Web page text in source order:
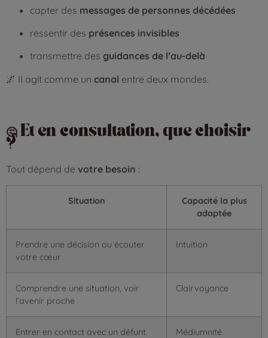
capter des messages de personnes décédées
ressentir des présences invisibles
transmettre des guidances de l’au-delà
🌌 Il agit comme un canal entre deux mondes.
🤔 Et en consultation, que choisir
?
Tout dépend de votre besoin :
Situation
Capacité la plus
adaptée
Prendre une décision ou écouter
votre cœur
Intuition
Comprendre une situation, voir
l’avenir proche
Clairvoyance
Entrer en contact avec un défunt
Médiumnité